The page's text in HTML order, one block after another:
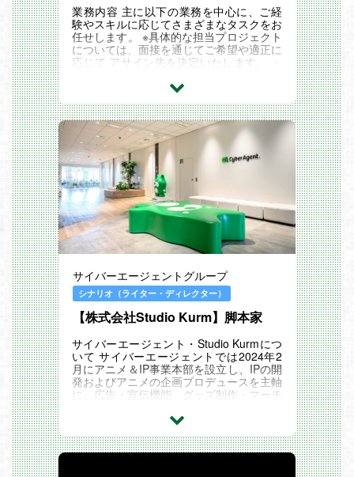
業務内容 主に以下の業務を中心に、ご経
験やスキルに応じてさまざまなタスクをお
任せします。 ※具体的な担当プロジェクト
については、面接を通じてご希望や適正に
応じて アサイン先を決定いたします。 ・
サイバーエージェントグループ
シナリオ（ライター・ディレクター）
【株式会社Studio Kurm】脚本家
サイバーエージェント・Studio Kurmにつ
いて サイバーエージェントでは2024年2
月にアニメ＆IP事業本部を設立し、IPの開
発およびアニメの企画プロデュースを主軸
に、広告・宣伝機能、グッズ制作・マーチ